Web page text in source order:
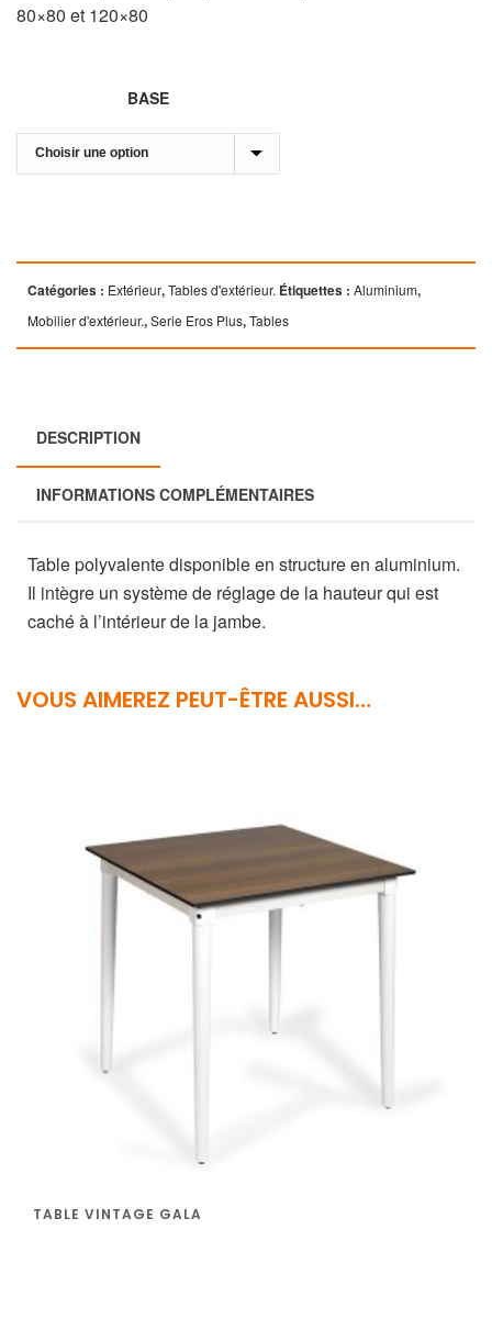
80×80 et 120×80
BASE
Catégories : Extérieur,Tables d'extérieur. Étiquettes : Aluminium,
Mobilier d'extérieur.,Serie Eros Plus,Tables
DESCRIPTION
INFORMATIONS COMPLÉMENTAIRES
Table polyvalente disponible en structure en aluminium.
Il intègre un système de réglage de la hauteur qui est
caché à l’intérieur de la jambe.
VOUS AIMEREZ PEUT-ÊTRE AUSSI…
TABLE VINTAGE GALA